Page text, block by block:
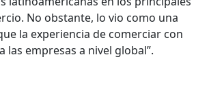
No obstante, lo vio como una
la experiencia de comerciar con
las empresas a nivel global”.